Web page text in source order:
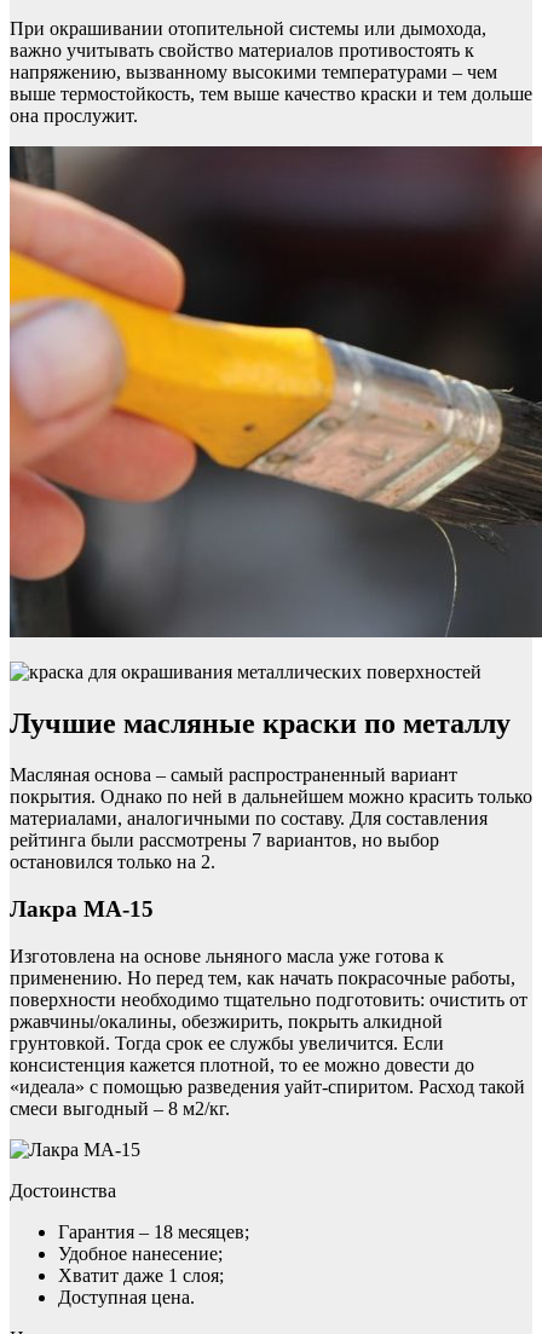
При окрашивании отопительной системы или дымохода,
важно учитывать свойство материалов противостоять к
напряжению, вызванному высокими температурами – чем
выше термостойкость, тем выше качество краски и тем дольше
она прослужит.
Лучшие масляные краски по металлу
Масляная основа – самый распространенный вариант
покрытия. Однако по ней в дальнейшем можно красить только
материалами, аналогичными по составу. Для составления
рейтинга были рассмотрены 7 вариантов, но выбор
остановился только на 2.
Лакра МА-15
Изготовлена на основе льняного масла уже готова к
применению. Но перед тем, как начать покрасочные работы,
поверхности необходимо тщательно подготовить: очистить от
ржавчины/окалины, обезжирить, покрыть алкидной
грунтовкой. Тогда срок ее службы увеличится. Если
консистенция кажется плотной, то ее можно довести до
«идеала» с помощью разведения уайт-спиритом. Расход такой
смеси выгодный – 8 м2/кг.
Достоинства
Гарантия – 18 месяцев;
Удобное нанесение;
Хватит даже 1 слоя;
Доступная цена.